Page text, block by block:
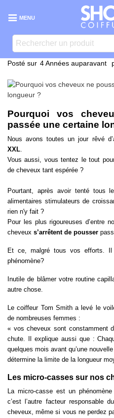
MENU
Posté sur 4 Années auparavant
Pourquoi vos
passée une certaine
Nous avons toutes un jour rêvé
XXL.
Vous aussi, vous tentez le tout
de cheveux tant espérée ?
Pourtant, après avoir tenté tous
alimentaires stimulateurs de
rien n'y fait ?
Pour les plus rigoureuses d’entre
cheveux s’arrêtent de pousser
Et ce, malgré tous vos efforts.
phénomène?
Inutile de blâmer votre routine
autre chose.
Le coiffeur Tom Smith a levé le
de nombreuses femmes :
« vos cheveux sont constamment
chute. Il explique aussi que :
quelques mois avant qu’une
détermine la limite de la longueur
Les micro-casses sur nos
La micro-casse est un
c’est l’autre facteur responsable
cheveux, même si vous ne perdez